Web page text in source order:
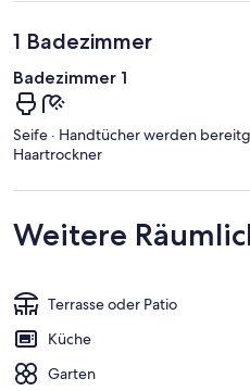
1 Badezimmer
Badezimmer 1
Seife · Handtücher werden
Haartrockner
Weitere
Terrasse oder Patio
Küche
Garten